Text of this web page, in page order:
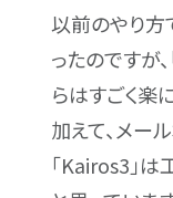
以前のやり方
ったのですが
らはすごく楽
加えて、メー
「Kairos3」